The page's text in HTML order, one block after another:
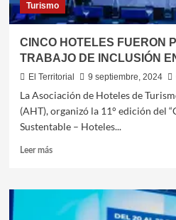
Turismo
CINCO HOTELES FUERON
TRABAJO DE INCLUSIÓN
El Territorial 9 septiembre, 2024
La Asociación de Hoteles de
(AHT), organizó la 11° edición del
Sustentable – Hoteles...
Leer másLeer
CINCO
HOTELES
FUERON